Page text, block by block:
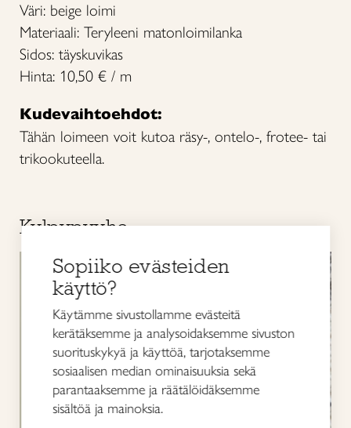
Väri: beige loimi
Materiaali: Teryleeni matonloimilanka
Sidos: täyskuvikas
Hinta: 10,50 € / m
Kudevaihtoehdot:
Tähän loimeen voit kutoa räsy-, ontelo-, frotee- tai
trikookuteella.
Kylpypyyhe
Sopiiko evästeiden
käyttö?
Käytämme sivustollamme evästeitä
kerätäksemme ja analysoidaksemme sivuston
suorituskykyä ja käyttöä, tarjotaksemme
sosiaalisen median ominaisuuksia sekä
parantaaksemme ja räätälöidäksemme
sisältöä ja mainoksia.